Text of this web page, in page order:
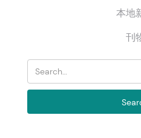
本地
刊